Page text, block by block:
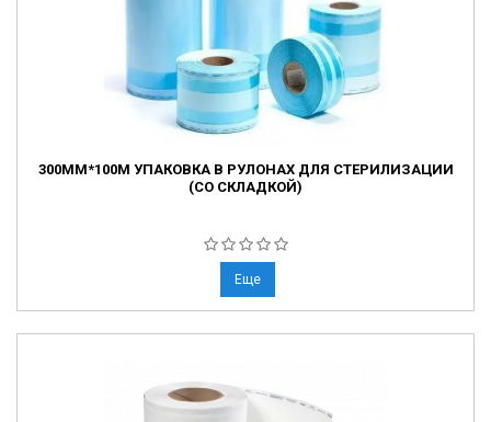
300ММ*100М УПАКОВКА В РУЛОНАХ ДЛЯ СТЕРИЛИЗАЦИИ
(СО СКЛАДКОЙ)
Еще